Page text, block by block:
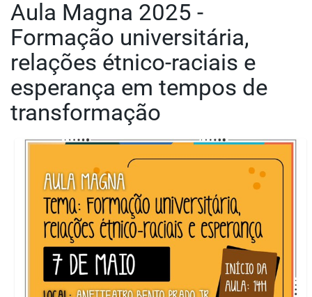
Aula Magna 2025 -
Formação universitária,
relações étnico-raciais e
esperança em tempos de
transformação